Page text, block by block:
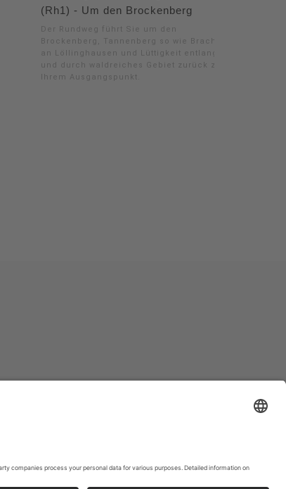
(Rh1) - Um den Brockenberg
Der Rundweg führt Sie um den
Brockenberg, Tannenberg so wie Bracht
an Löllinghausen und Lüttigkeit entlang
und durch waldreiches Gebiet zurück zu
Ihrem Ausgangspunkt.